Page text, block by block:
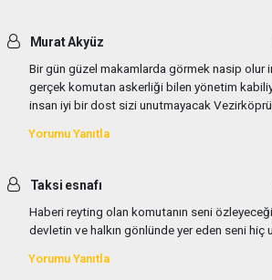
Murat Akyüz
Bir gün güzel makamlarda görmek nasip olur
gerçek komutan askerliği bilen yönetim
insan iyi bir dost sizi unutmayacak
Yorumu Yanıtla
Taksi esnafı
Haberi reyting olan komutanın seni
devletin ve halkın gönlünde yer eden seni hiç
Yorumu Yanıtla